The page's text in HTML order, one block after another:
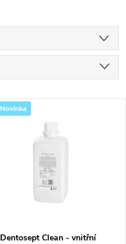
Novinka
Dentosept Clean - vnitřní